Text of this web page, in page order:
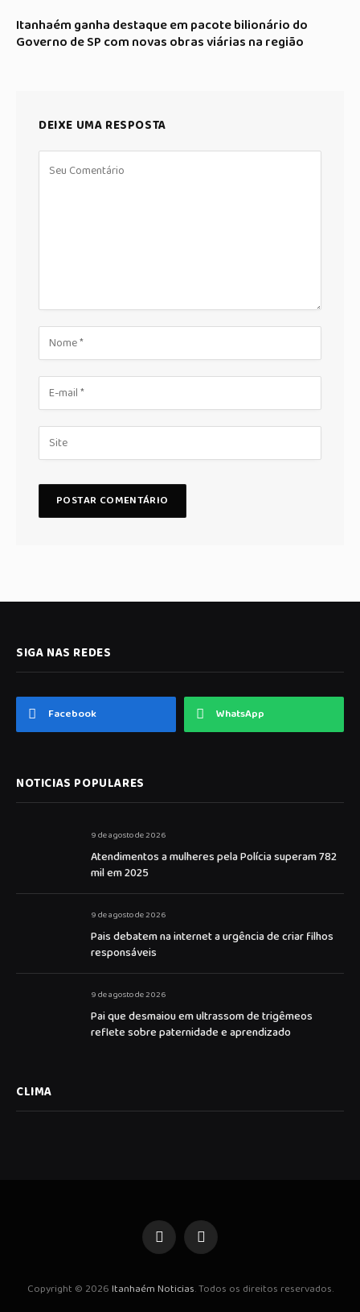
Itanhaém ganha destaque em pacote bilionário do
Governo de SP com novas obras viárias na região
DEIXE UMA RESPOSTA
SIGA NAS REDES
Facebook WhatsApp
NOTICIAS POPULARES
9 de agosto de 2026
Atendimentos a mulheres pela Polícia superam 782
mil em 2025
9 de agosto de 2026
Pais debatem na internet a urgência de criar filhos
responsáveis
9 de agosto de 2026
Pai que desmaiou em ultrassom de trigêmeos
reflete sobre paternidade e aprendizado
CLIMA
FacebookInstagram
Copyright © 2026Itanhaém Noticias. Todos os direitos reservados.